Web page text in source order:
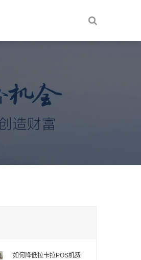
如何降低拉卡拉POS机费